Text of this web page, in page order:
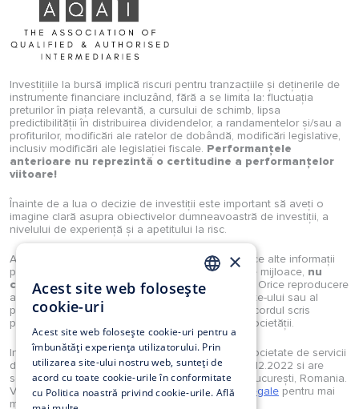
Investițiile la bursă implică riscuri pentru tranzacțiile și deținerile de
instrumente financiare incluzând, fără a se limita la: fluctuația
preturilor în piața relevantă, a cursului de schimb, lipsa
predictibilității în distribuirea dividendelor, a randamentelor și/sau a
profiturilor, modificări ale ratelor de dobândă, modificări legislative,
inclusiv modificări ale legislației fiscale. Performanțele
anterioare nu reprezintă o certitudine a performanțelor
viitoare!
Înainte de a lua o decizie de investiții este important să aveți o
imagine clară asupra obiectivelor dumneavoastră de investiții, a
nivelului de experiență și a apetitului la risc.
Analizele, studiile, opiniile, știrile, prețurile sau orice alte informații
puse la dispoziție de Investimental S.A., prin orice mijloace, nu
constituie recomandări de tranzacționare
. Orice reproducere
a acestora sau a oricărui tip de conținut al website-ului sau al
portalului Investimental sunt strict interzise fără acordul scris
prealabil și explicit al unui reprezentant legal al societății.
Investimental S.A. este autorizată în calitate de societate de servicii
de investiții financiare prin Decizia ASF nr. 160/12.12.2022 si are
sediul in Strada Munții Tatra 4-10, et.2, sector 1, București, Romania.
Vă rugăm să consultați secțiuneaReglementari legale pentru mai
multe detalii.
ROMANIAN
×
Acest site web folosește
cookie-uri
Acest site web folosește cookie-uri pentru a
îmbunătăți experiența utilizatorului. Prin
utilizarea site-ului nostru web, sunteți de
acord cu toate cookie-urile în conformitate
cu Politica noastră privind cookie-urile. Află